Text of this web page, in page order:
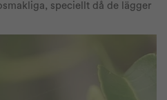
speciellt då de lägger